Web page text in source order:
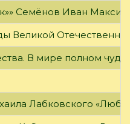
Семёнов Иван
Великой
В мире полном
Лабковского